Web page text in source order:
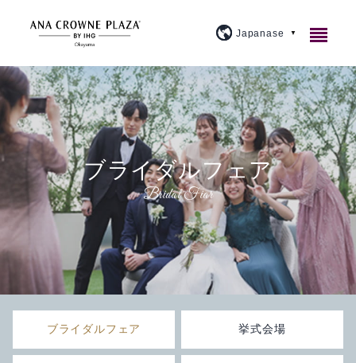
ご宿泊
客室紹介
スタンダード
プレミアム
スイート
アメニティ・貸出備品
朝食のご案内
よくあるご質問
プラン紹介
レストラン＆バー
1F カジュアルダイニングウルバーノ
20F 和食ダイニング 廚洊
20F 鉄板コーナー おさふね
20F スカイバー＆ラウンジ 洊
宴会・会議
宴会場のご案内
大宴会場『曲水』
スカイバンケット
『宙』
小宴会場『花葉』『花交』『延養』
ミーティングプラン
クラウンプラザミーティングディレクター
ウェディング
ブライダルフェア
イベントカレンダー
施設案内
アクセス
ブライダルフェア
ブライダルフェア 挙式会場